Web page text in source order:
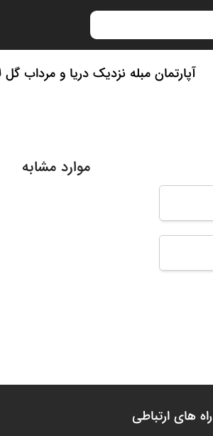
آپارتمان مبله نزدیک دریا و مرداب گل
موارد مشابه
راه های ارتباطی